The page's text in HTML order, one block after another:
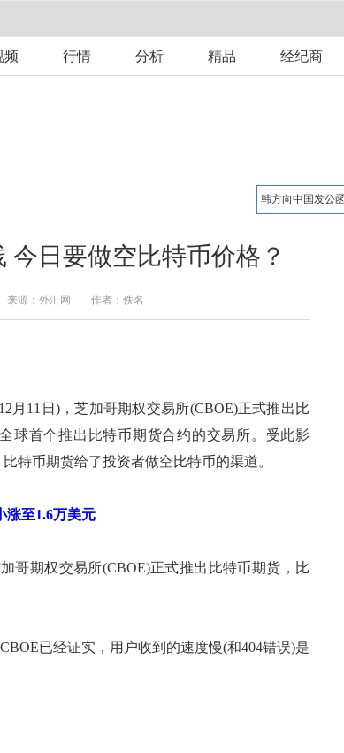
频 行情 分析 精品 经纪商
今日要做空比特币价格？
来源： 外汇网 作者：佚名
11日)，芝加哥期权交易所(CBOE)正式推出比
球首个推出比特币期货合约的交易所。受此影
特币期货给了投资者做空比特币的渠道。
涨至1.6万美元
期权交易所(CBOE)正式推出比特币期货，比
已经证实，用户收到的速度慢(和404错误)是